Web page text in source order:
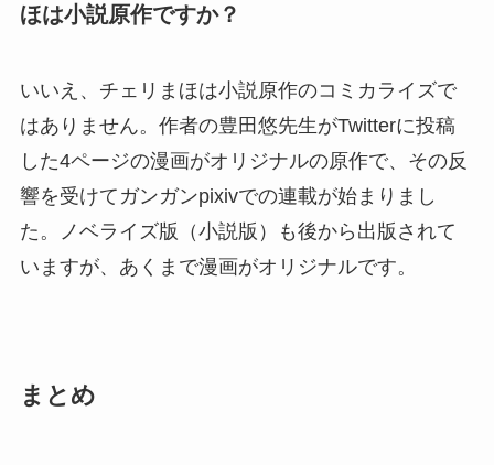
ほは小説原作ですか？
いいえ、チェリまほは小説原作のコミカライズで
はありません。作者の豊田悠先生がTwitterに投稿
した4ページの漫画がオリジナルの原作で、その反
響を受けてガンガンpixivでの連載が始まりまし
た。ノベライズ版（小説版）も後から出版されて
いますが、あくまで漫画がオリジナルです。
まとめ